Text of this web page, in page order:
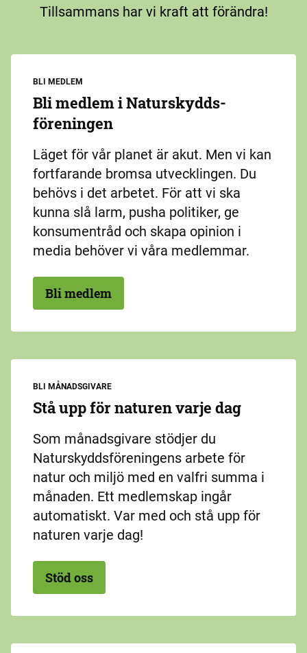
Tillsammans har vi kraft att förändra!
BLI MEDLEM
Bli medlem i Naturskydds­
föreningen
Läget för vår planet är akut. Men vi kan
fortfarande bromsa utvecklingen. Du
behövs i det arbetet. För att vi ska
kunna slå larm, pusha politiker, ge
konsumentråd och skapa opinion i
media behöver vi våra medlemmar.
Bli medlem
BLI MÅNADSGIVARE
Stå upp för naturen varje dag
Som månadsgivare stödjer du
Naturskyddsföreningens arbete för
natur och miljö med en valfri summa i
månaden. Ett medlemskap ingår
automatiskt. Var med och stå upp för
naturen varje dag!
Stöd oss